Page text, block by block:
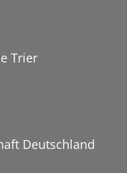
Trier
Deutschland